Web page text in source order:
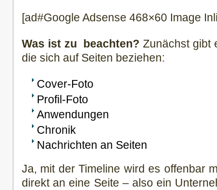
[ad#Google Adsense 468×60 Image
Was ist zu beachten? Zunächst gibt
die sich auf Seiten beziehen:
Cover-Foto
Profil-Foto
Anwendungen
Chronik
Nachrichten an Seiten
Ja, mit der Timeline wird es offenbar
direkt an eine Seite – also ein